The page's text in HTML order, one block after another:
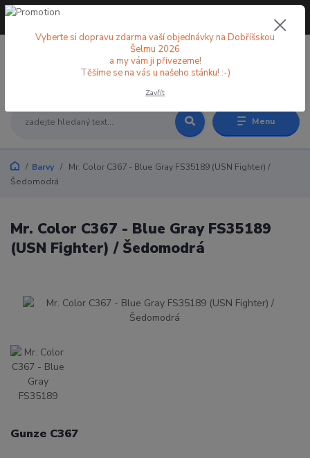
Menu
+420 773 998 582
Barvy
Mr. Color C367 - Blue Gray FS35189 (USN Fighter) /
Šedomodrá
Mr. Color C367 - Blue Gray FS35189
(USN Fighter) / Šedomodrá
Gunze C367
Vyberte si dopravu zdarma vaší objednávky na Dobříšskou
Šelmu 2026
a my vám ji přivezeme!
Těšíme se na vás u našeho stánku! :-)
Zavřít